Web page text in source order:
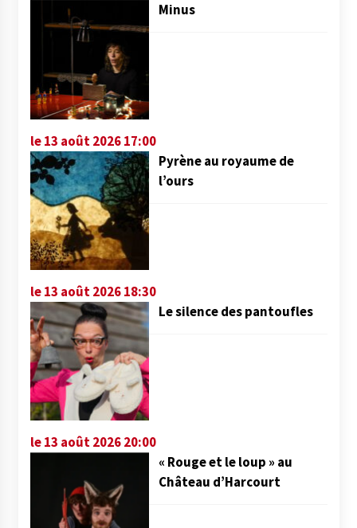
Minus
le 13 août 2026 17:00
Pyrène au royaume de
l’ours
le 13 août 2026 18:30
Le silence des pantoufles
le 13 août 2026 20:00
« Rouge et le loup » au
Château d’Harcourt